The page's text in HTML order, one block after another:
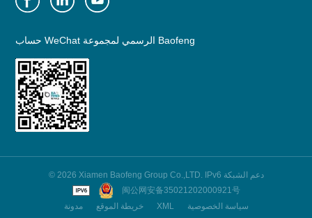
حساب WeChat الرسمي لمجموعة Baofeng
© 2026 Xiamen Baofeng Group Co.,LTD. IPv6 دعم الشبكة
闽公网安备35021202000921号
مدونة
خريطة الموقع XML سياسة الخصوصية